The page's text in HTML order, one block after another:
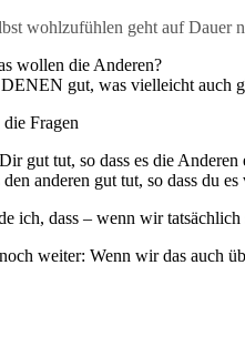
wohlzufühlen geht auf Dauer
wollen die Anderen?
DENEN gut, was vielleicht auch
Fragen
gut tut, so dass es die
anderen gut tut, so dass du
ich, dass – wenn wir
weiter: Wenn wir das auch